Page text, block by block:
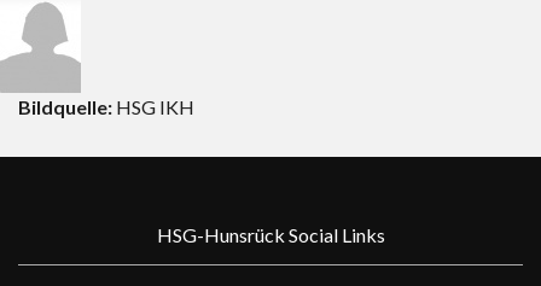
Bildquelle: HSG IKH
HSG-Hunsrück Social Links